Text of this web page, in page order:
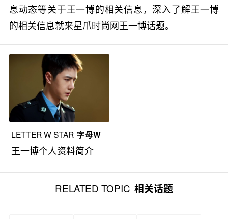
息动态等关于王一博的相关信息，深入了解王一博
的相关信息就来星爪时尚网王一博话题。
LETTER W STAR 字母W
王一博个人资料简介
RELATED TOPIC 相关话题